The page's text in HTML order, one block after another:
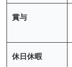
賞与
休日休暇